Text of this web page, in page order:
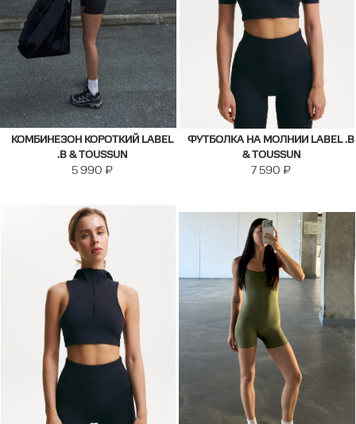
КОМБИНЕЗОН КОРОТКИЙ LABEL
.B & TOUSSUN
5 990 ₽
ФУТБОЛКА НА МОЛНИИ LABEL .B
& TOUSSUN
7 590 ₽